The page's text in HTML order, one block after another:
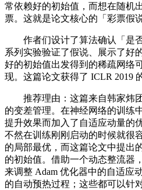
常依赖好的初始值，而想在随机
票。这就是论文核心的「彩票假说
作者们设计了算法确认「是否
系列实验验证了假说、展示了好
好的初始值出发得到的稀疏网络
现。这篇论文获得了 ICLR 2019
推荐理由：这篇来自韩家炜团
的变差管理。在神经网络的训练
提升效果而加入了自适应动量的
不然在训练刚刚启动的时候就很
的局部最优，而这篇论文中提出
的初始值。借助一个动态整流器
来调整 Adam 优化器中的自适应
的自动预热过程；这些都可以针